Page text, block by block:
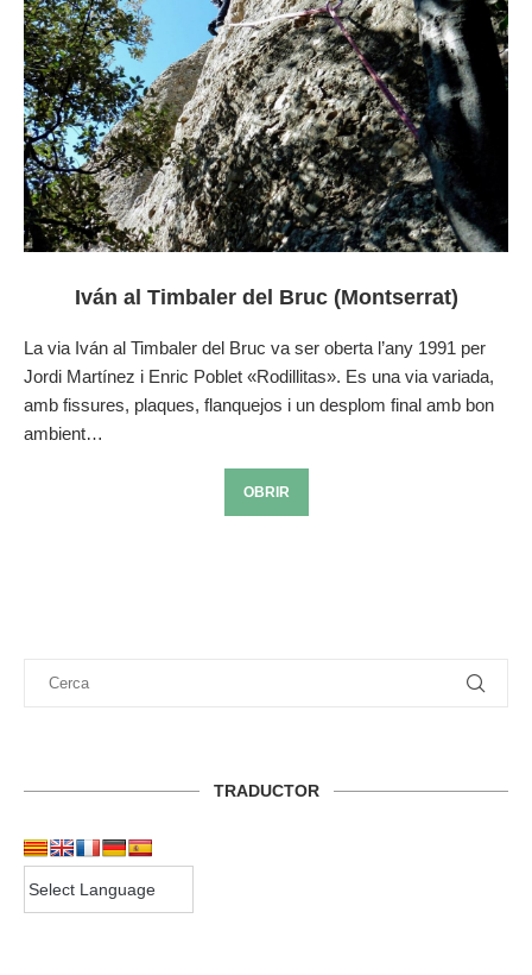
Iván al Timbaler del Bruc (Montserrat)
La via Iván al Timbaler del Bruc va ser oberta l’any 1991 per
Jordi Martínez i Enric Poblet «Rodillitas». Es una via variada,
amb fissures, plaques, flanquejos i un desplom final amb bon
ambient…
OBRIR
TRADUCTOR